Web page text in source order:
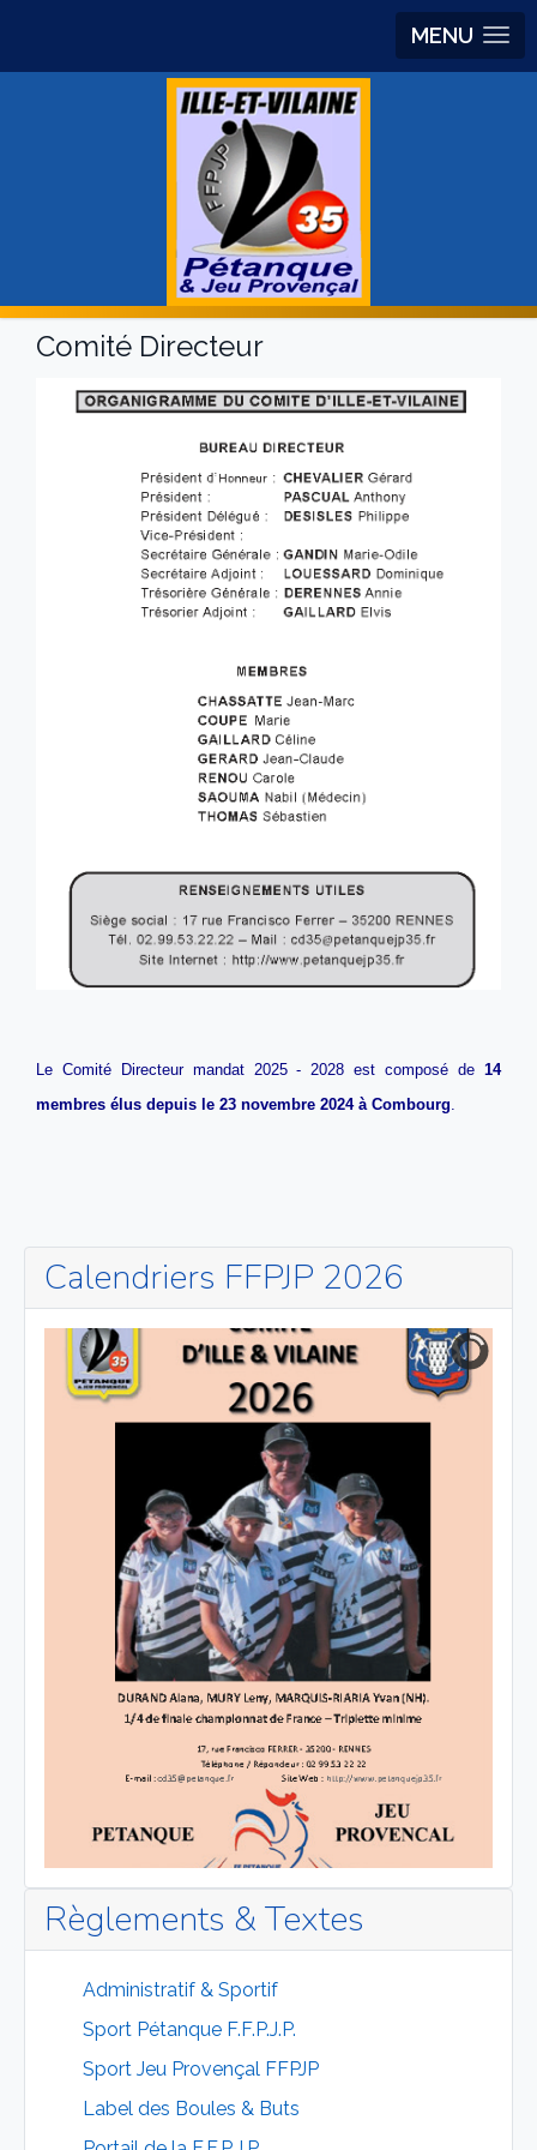
MENU
Comité Directeur
Le Comité Directeur mandat 2025 - 2028 est composé de 14
membres élus depuis le 23 novembre 2024 à Combourg
Calendriers FFPJP 2026
Règlements & Textes
Administratif & Sportif
Sport Pétanque F.F.P.J.P.
Sport Jeu Provençal FFPJP
Label des Boules & Buts